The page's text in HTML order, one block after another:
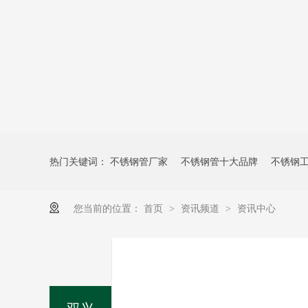
热门关键词： 不锈钢管厂家 不锈钢管十大品牌 不锈钢
您当前的位置： 首页 > 资讯频道 > 资讯中心